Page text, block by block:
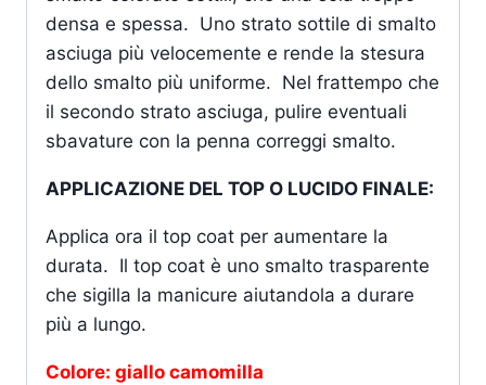
densa e spessa. Uno strato sottile di smalto
asciuga più velocemente e rende la stesura
dello smalto più uniforme. Nel frattempo che
il secondo strato asciuga, pulire eventuali
sbavature con la penna correggi smalto.
APPLICAZIONE DEL TOP O LUCIDO FINALE:
Applica ora il top coat per aumentare la
durata. Il top coat è uno smalto trasparente
che sigilla la manicure aiutandola a durare
più a lungo.
Colore: giallo camomilla